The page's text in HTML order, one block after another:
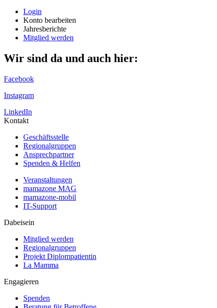
Login
Konto bearbeiten
Jahresberichte
Mitglied werden
Wir sind da und auch hier:
Facebook
Instagram
LinkedIn
Kontakt
Geschäftsstelle
Regionalgruppen
Ansprechpartner
Spenden & Helfen
Veranstaltungen
mamazone MAG
mamazone-mobil
IT-Support
Dabeisein
Mitglied werden
Regionalgruppen
Projekt Diplompatientin
La Mamma
Engagieren
Spenden